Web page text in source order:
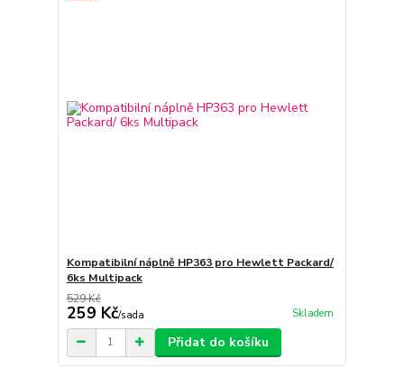
Kompatibilní náplně HP363 pro Hewlett Packard/
6ks Multipack
529 Kč
259 Kč/sada Skladem
Přidat do košíku